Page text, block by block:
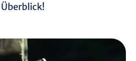
Überblick!